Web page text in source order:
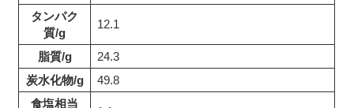
タンパク
質/g
12.1
脂質/g
24.3
炭水化物/g
49.8
食塩相当